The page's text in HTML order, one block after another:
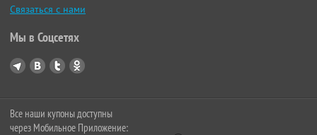
Связаться с нами
Мы в Соцсетях
Все наши купоны доступны
через Мобильное Приложение: